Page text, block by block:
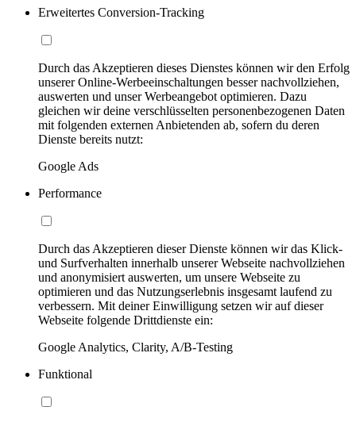
Erweitertes Conversion-Tracking
Durch das Akzeptieren dieses Dienstes können wir den Erfolg
unserer Online-Werbeeinschaltungen besser nachvollziehen,
auswerten und unser Werbeangebot optimieren. Dazu
gleichen wir deine verschlüsselten personenbezogenen Daten
mit folgenden externen Anbietenden ab, sofern du deren
Dienste bereits nutzt:
Google Ads
Performance
Durch das Akzeptieren dieser Dienste können wir das Klick-
und Surfverhalten innerhalb unserer Webseite nachvollziehen
und anonymisiert auswerten, um unsere Webseite zu
optimieren und das Nutzungserlebnis insgesamt laufend zu
verbessern. Mit deiner Einwilligung setzen wir auf dieser
Webseite folgende Drittdienste ein:
Google Analytics, Clarity, A/B-Testing
Funktional